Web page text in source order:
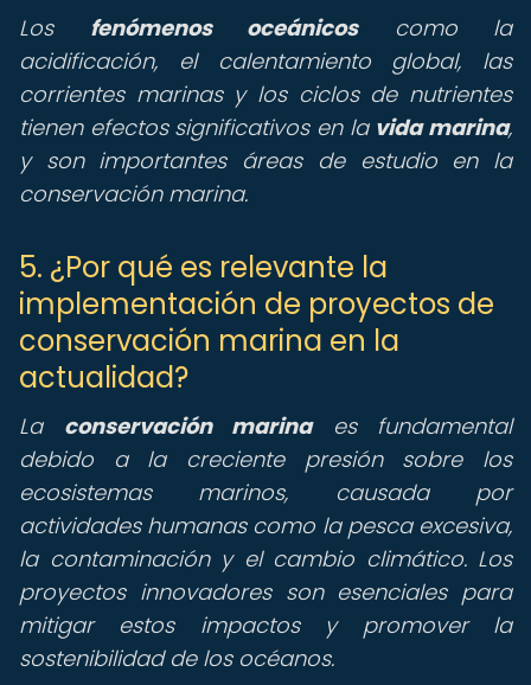
Los fenómenos oceánicoscomo la
acidificación, el calentamiento global, las
corrientes marinas y los ciclos de nutrientes
tienen efectos significativos en la vida marina,
y son importantes áreas de estudio en la
conservación marina.
5. ¿Por qué es relevante la
implementación de proyectos de
conservación marina en la
actualidad?
La conservación marinaes fundamental
debido a la creciente presión sobre los
ecosistemas marinos, causada por
actividades humanas como la pesca excesiva,
la contaminación y el cambio climático. Los
proyectos innovadores son esenciales para
mitigar estos impactos y promover la
sostenibilidad de los océanos.